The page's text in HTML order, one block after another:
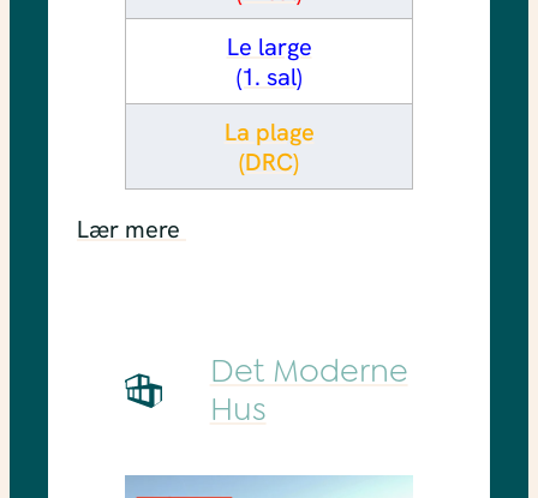
Le large
(1. sal)
La plage
(DRC)
Lær mere
Det Moderne
Hus